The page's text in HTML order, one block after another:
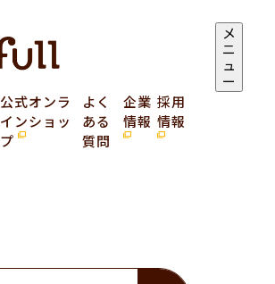
メ
ニ
ュ
ー
公式オンラ
インショッ
プ
よく
ある
質問
企業
情報
採用
情報